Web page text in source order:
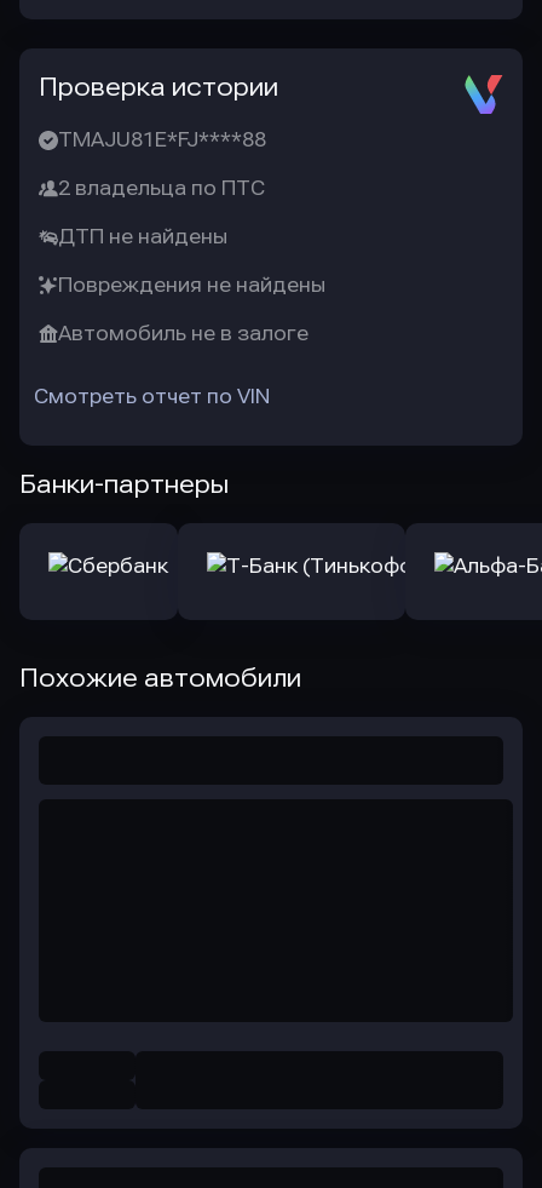
Проверка истории
TMAJU81E*FJ****88
2 владельца по ПТС
ДТП не найдены
Повреждения не найдены
Автомобиль не в залоге
Смотреть отчет по VIN
Банки-партнеры
Похожие автомобили